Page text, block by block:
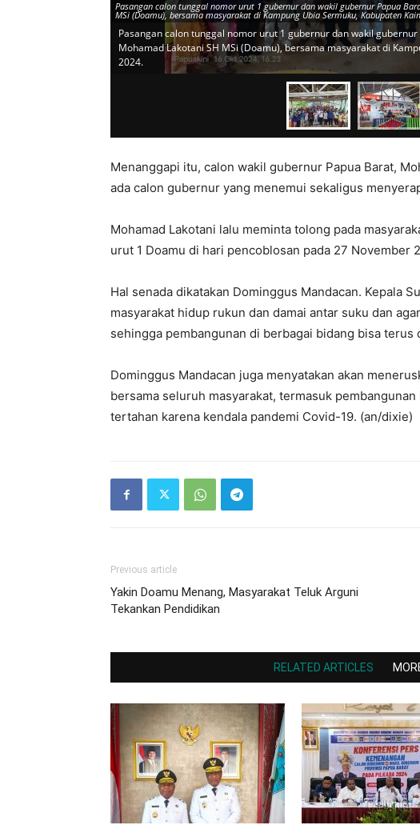
Pasangan calon tunggal nomor urut 1 gubernur dan wakil gubernur Papua
MSi (Doamu), bersama masyarakat di Kampung Ubia Sermuku, Kabupaten
Pasangan calon tunggal nomor urut 1 gubernur dan wakil
Mohamad Lakotani SH MSi (Doamu), bersama masyarakat di
2024.
Menanggapi itu, calon wakil gubernur Papua Barat,
ada calon gubernur yang menemui sekaligus
Mohamad Lakotani lalu meminta tolong pada
urut 1 Doamu di hari pencoblosan pada 27 November
Hal senada dikatakan Dominggus Mandacan. Kepala
masyarakat hidup rukun dan damai antar suku dan
sehingga pembangunan di berbagai bidang bisa terus
Dominggus Mandacan juga menyatakan akan
bersama seluruh masyarakat, termasuk
tertahan karena kendala pandemi Covid-19. (an/dixie)
Previous article
Yakin Doamu Menang, Masyarakat Teluk Arguni
Tekankan Pendidikan
RELATED ARTICLES